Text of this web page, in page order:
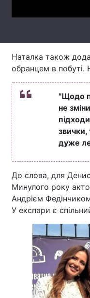
Тема оформлення
Наталка також
обранцем в побуті.
"Щодо
не
звички,
дуже
До слова, для
Минулого року
Андрієм
У експари є